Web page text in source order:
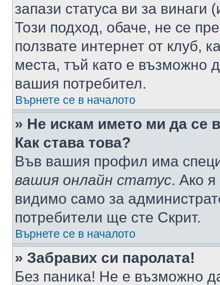
запази статуса ви за винаги
Този подход, обаче, не се
ползвате интернет от клуб,
места, тъй като е възможно
вашия потребител.
Върнете се в началото
» Не искам името ми да се
Как става това?
Във вашия профил има
вашия онлайн статус. Ако
видимо само за
потребители ще сте Скрит.
Върнете се в началото
» Забравих си паролата!
Без паника! Не е възможно